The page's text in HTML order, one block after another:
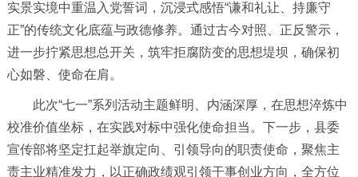
实景实境中重温入党誓词，沉浸式感悟“谦和礼让、持廉守
正”的传统文化底蕴与政德修养。通过古今对照、正反警示，
进一步拧紧思想总开关，筑牢拒腐防变的思想堤坝，确保初
心如磐、使命在肩。
此次“七一”系列活动主题鲜明、内涵深厚，在思想淬炼中
校准价值坐标，在实践对标中强化使命担当。下一步，县委
宣传部将坚定扛起举旗定向、引领导向的职责使命，聚焦主
责主业精准发力，以正确政绩观引领干事创业方向，全方位